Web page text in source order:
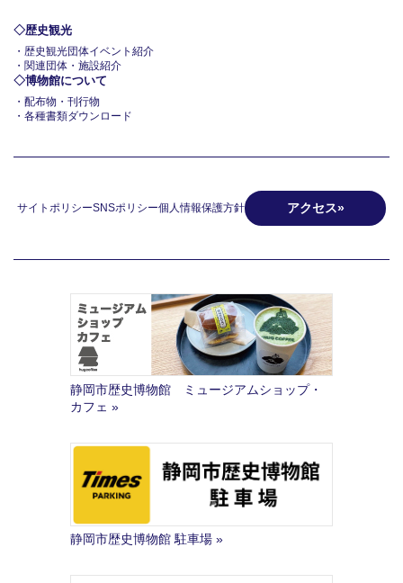
歴史観光
歴史観光団体イベント紹介
関連団体・施設紹介
博物館について
配布物・刊行物
各種書類ダウンロード
アクセス
サイトポリシーSNSポリシー個人情報保護方針
静岡市歴史博物館 ミュージアムショップ・
カフェ
静岡市歴史博物館 駐車場